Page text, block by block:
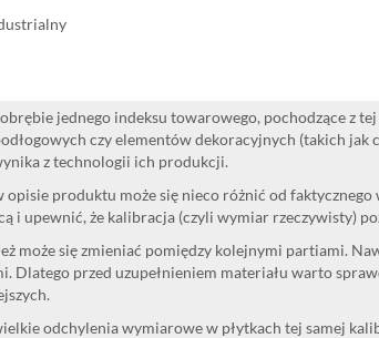
jednego indeksu towarowego, pochodzące z
czy elementów dekoracyjnych (takich
z technologii ich produkcji.
opisie produktu może się nieco różnić od
i upewnić, że kalibracja (czyli wymiar rzeczywisty)
może się zmieniać pomiędzy kolejnymi partiami.
Dlatego przed uzupełnieniem materiału warto
odchylenia wymiarowe w płytkach tej samej